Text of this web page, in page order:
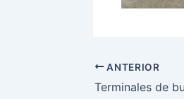
ANTERIOR